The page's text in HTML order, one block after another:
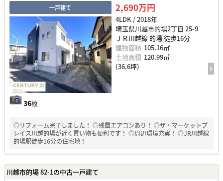
一戸建て
36枚
2,690万円
4LDK / 2018年
埼玉県川越市的場2丁目 25-9
ＪＲ川越線 的場 徒歩16分
建物面積 105.16㎡
土地面積 120.99㎡
(36.6坪)
◎リフォーム完了しました！ ◎残置エアコンあり！ ◎ザ・マーケットプ
レイス川越的場が近く買い物も便利です！ ◎周辺環境充実！ ◎JR川越線
的場駅徒歩16分の住宅地！
川越市的場 82-1の中古一戸建て